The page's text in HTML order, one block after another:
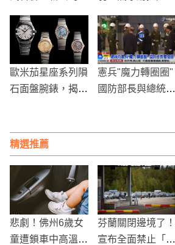
金控」 資產排名
躍升第4大
震
歐米茄星座系列隕
石面盤腕錶，揭示
憲兵"魔力轉圈圈"
國防部長與總統通
精選推薦
悲劇！佛州6歲女
童遭鎖車中高溫烘
芬蘭關閉邊境了！
宣布全面禁止「俄